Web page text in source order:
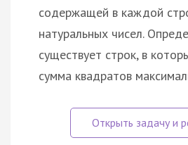
содержащей в каждой
натуральных чисел.
существует строк, в
сумма квадратов